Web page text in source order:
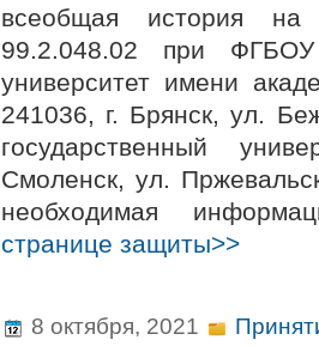
всеобщая история на
99.2.048.02 при ФГБОУ
университет имени
241036, г. Брянск, ул.
государственный
Смоленск, ул.
необходимая
странице защиты>>
8 октября, 2021